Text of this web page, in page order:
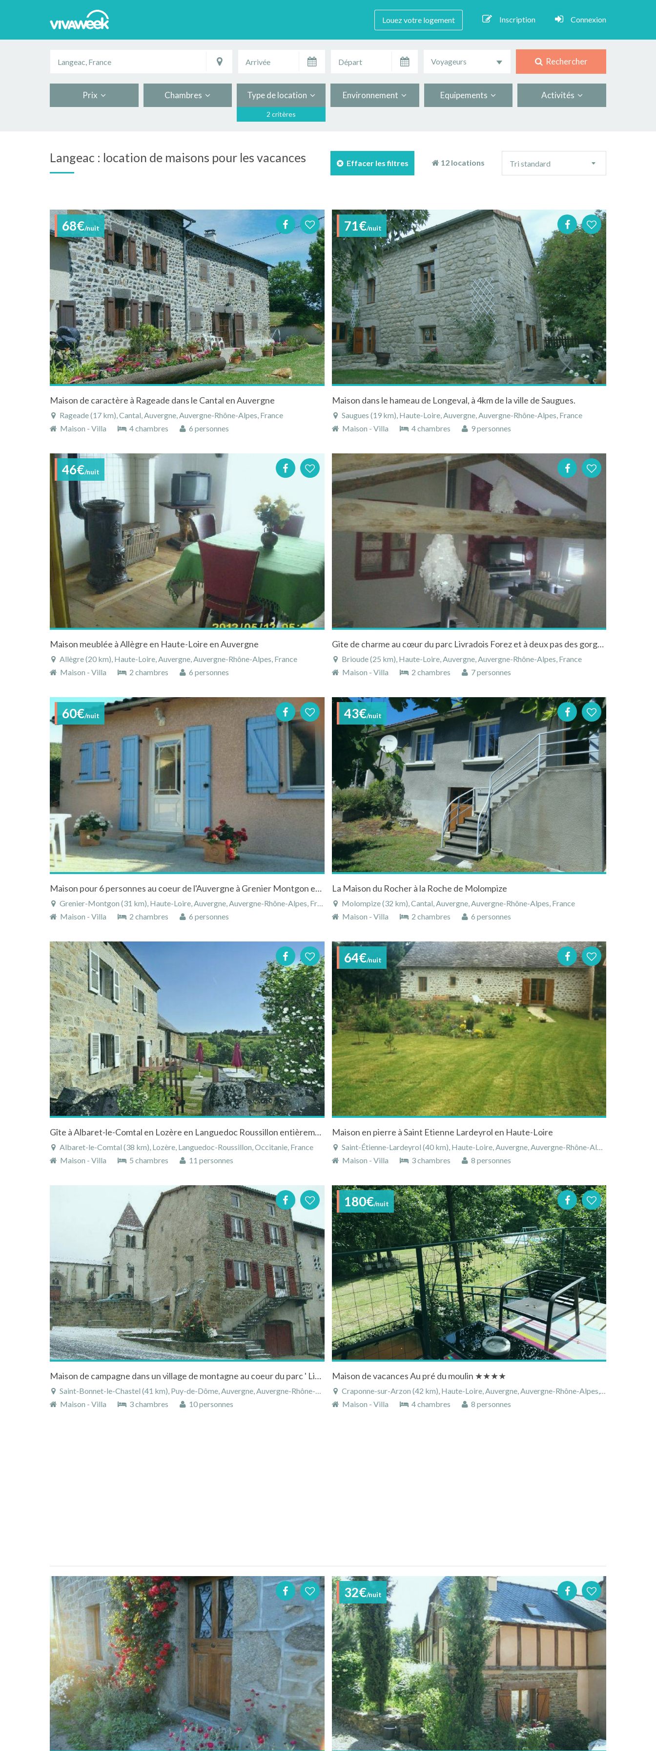
Louez votre logement Inscription Connexion
Voyageurs Rechercher
Prix Chambres Type de location
2 critères
Environnement Equipements Activités
Langeac : location de maisons pour les vacances Effacer les filtres 12 locations
tri
Tri standard
68€/nuit
Maison de caractère à Rageade dans le Cantal en Auvergne
Rageade (17 km), Cantal, Auvergne, Auvergne-Rhône-Alpes, France
Maison - Villa
4 chambres 6 personnes
71€/nuit
Maison dans le hameau de Longeval, à 4km de la ville de Saugues.
Saugues (19 km), Haute-Loire, Auvergne, Auvergne-Rhône-Alpes, France
Maison - Villa
4 chambres 9 personnes
46€/nuit
Maison meublée à Allègre en Haute-Loire en Auvergne
Allègre (20 km), Haute-Loire, Auvergne, Auvergne-Rhône-Alpes, France
Maison - Villa
2 chambres 6 personnes
Gite de charme au cœur du parc Livradois Forez et à deux pas des gorges du Haut Allier
Brioude (25 km), Haute-Loire, Auvergne, Auvergne-Rhône-Alpes, France
Maison - Villa
2 chambres 7 personnes
60€/nuit
Maison pour 6 personnes au coeur de l'Auvergne à Grenier Montgon en Haute-Loire
Grenier-Montgon (31 km), Haute-Loire, Auvergne, Auvergne-Rhône-Alpes, France
Maison - Villa
2 chambres 6 personnes
43€/nuit
La Maison du Rocher à la Roche de Molompize
Molompize (32 km), Cantal, Auvergne, Auvergne-Rhône-Alpes, France
Maison - Villa
2 chambres 6 personnes
Gîte à Albaret-le-Comtal en Lozère en Languedoc Roussillon entièrement rénovée sur jardin privatif
Albaret-le-Comtal (38 km), Lozère, Languedoc-Roussillon, Occitanie, France
Maison - Villa
5 chambres 11 personnes
64€/nuit
Maison en pierre à Saint Etienne Lardeyrol en Haute-Loire
Saint-Étienne-Lardeyrol (40 km), Haute-Loire, Auvergne, Auvergne-Rhône-Alpes, France
Maison - Villa
3 chambres 8 personnes
Maison de campagne dans un village de montagne au coeur du parc ' Livradois Forez " en Auvergne
Saint-Bonnet-le-Chastel (41 km), Puy-de-Dôme, Auvergne, Auvergne-Rhône-Alpes, France
Maison - Villa
3 chambres 10 personnes
180€/nuit
Maison de vacances Au pré du moulin ★★★★
Craponne-sur-Arzon (42 km), Haute-Loire, Auvergne, Auvergne-Rhône-Alpes, France
Maison - Villa
4 chambres 8 personnes
32€/nuit